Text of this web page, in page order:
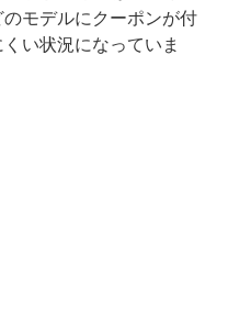
モデルにクーポンが付
い状況になっていま